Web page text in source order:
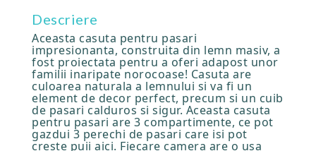
Descriere
Aceasta casuta pentru pasari
impresionanta, construita din lemn masiv, a
fost proiectata pentru a oferi adapost unor
familii inaripate norocoase! Casuta are
culoarea naturala a lemnului si va fi un
element de decor perfect, precum si un cuib
de pasari calduros si sigur. Aceasta casuta
pentru pasari are 3 compartimente, ce pot
gazdui 3 perechi de pasari care isi pot
creste puii aici. Fiecare camera are o usa